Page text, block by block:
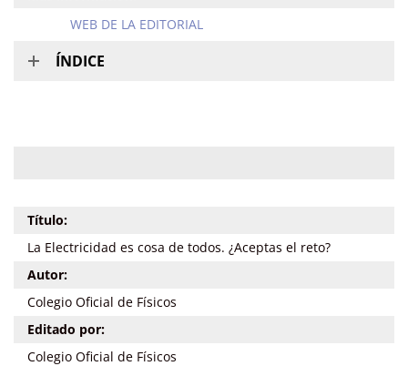
WEB DE LA EDITORIAL
ÍNDICE
Título:
La Electricidad es cosa de todos. ¿Aceptas el reto?
Autor:
Colegio Oficial de Físicos
Editado por:
Colegio Oficial de Físicos